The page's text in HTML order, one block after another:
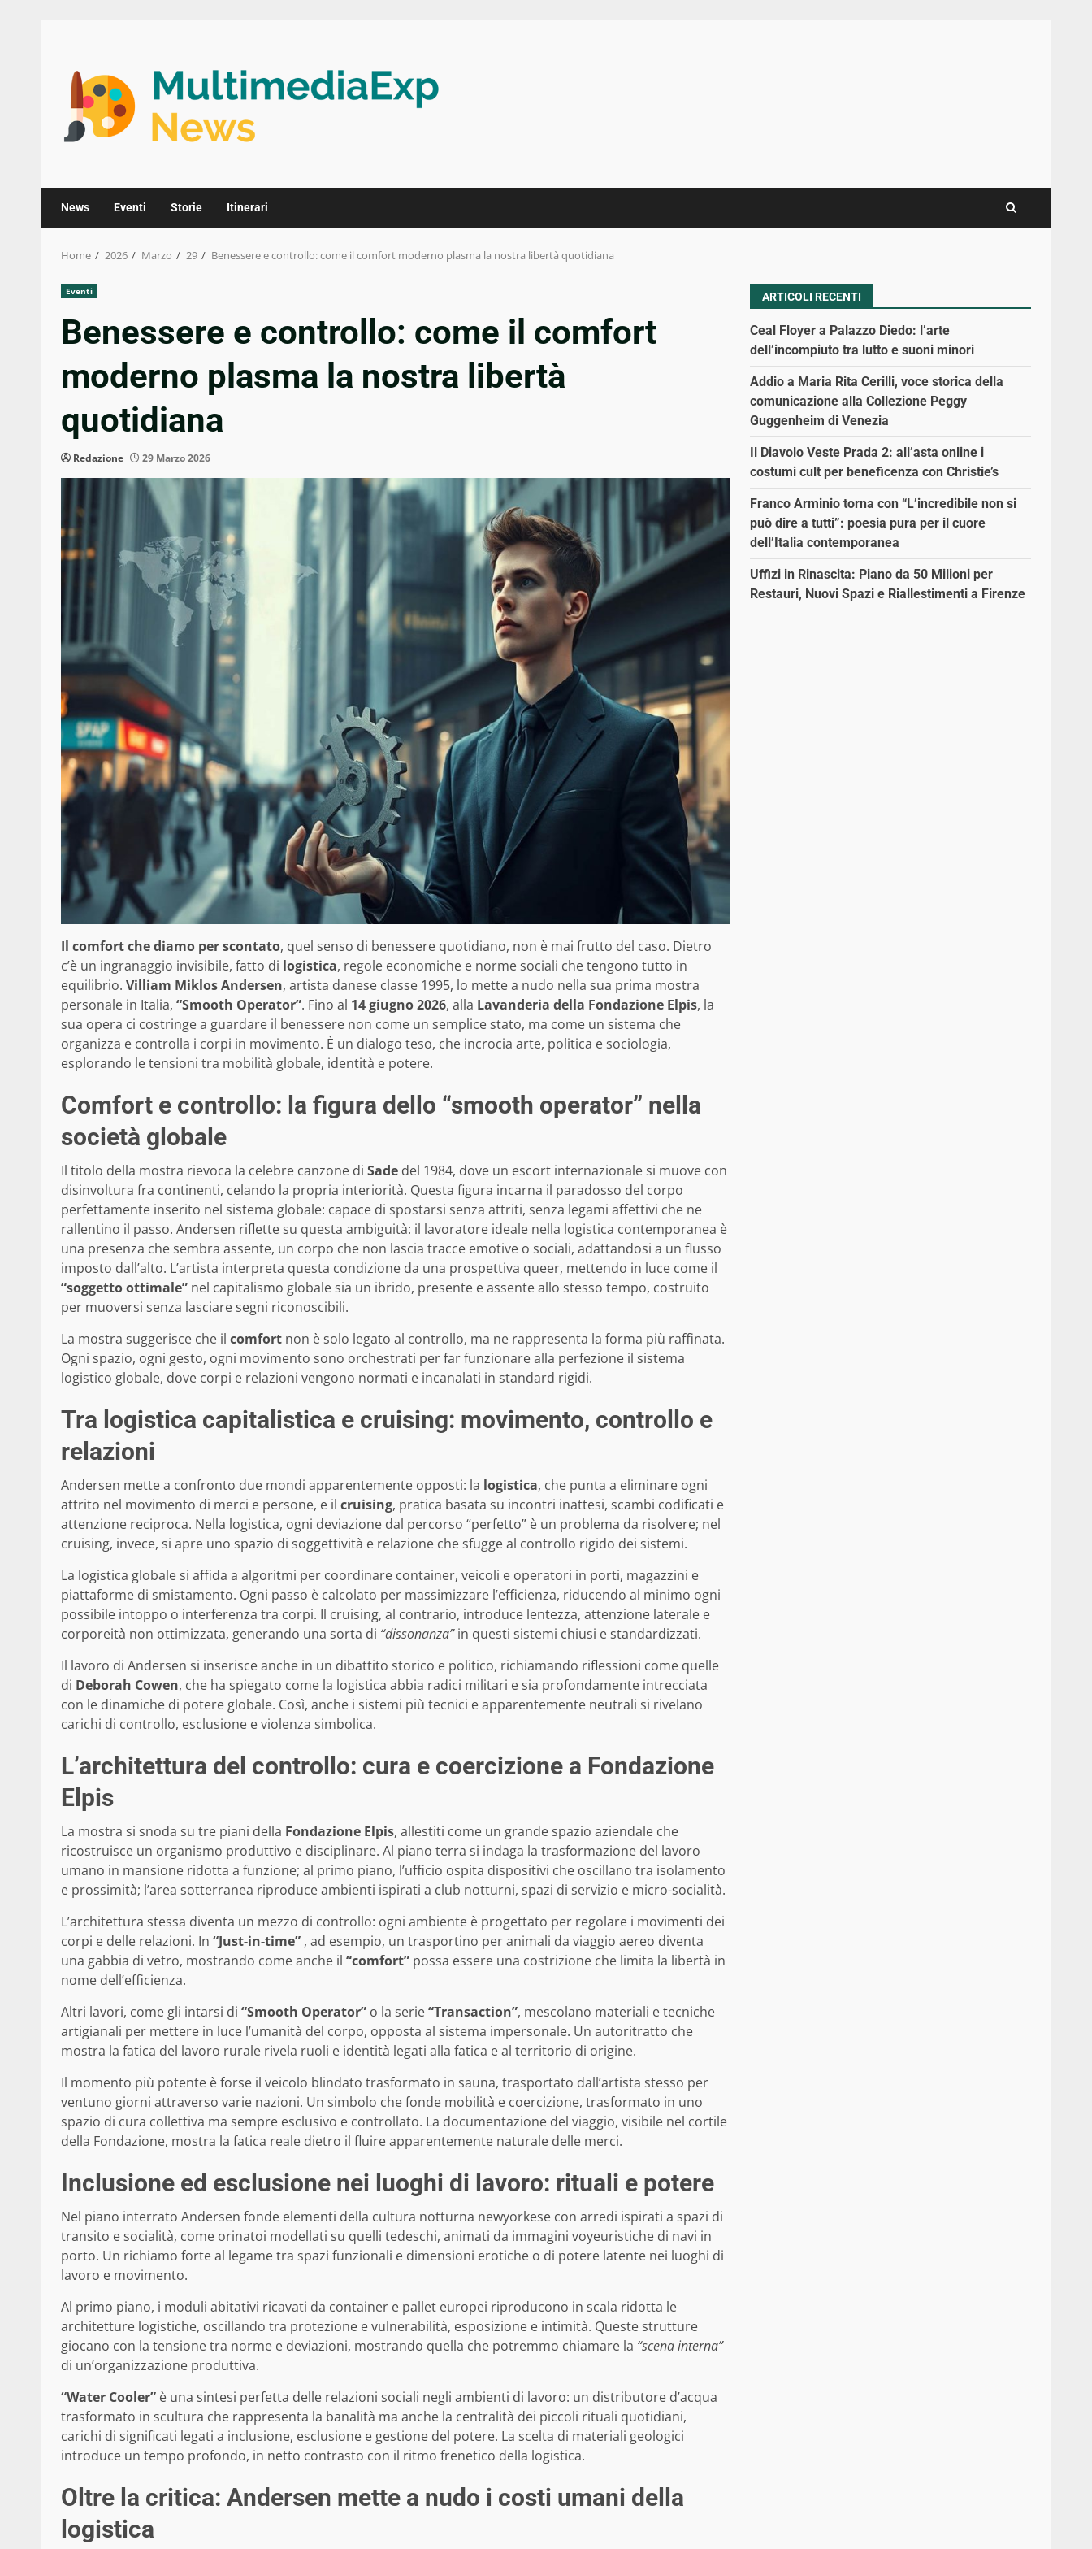
content
News Eventi Storie Itinerari
Home 2026 Marzo 29 Benessere e controllo: come il comfort moderno plasma la nostra libertà quotidiana
Eventi
Benessere e controllo: come il comfort
moderno plasma la nostra libertà
quotidiana
Redazione 29 Marzo 2026
Il comfort che diamo per scontato, quel senso di benessere quotidiano, non è mai frutto del caso. Dietro
c’è un ingranaggio invisibile, fatto di logistica, regole economiche e norme sociali che tengono tutto in
equilibrio. Villiam Miklos Andersen, artista danese classe 1995, lo mette a nudo nella sua prima mostra
personale in Italia, “Smooth Operator”. Fino al 14 giugno 2026, alla Lavanderia della Fondazione Elpis, la
sua opera ci costringe a guardare il benessere non come un semplice stato, ma come un sistema che
organizza e controlla i corpi in movimento. È un dialogo teso, che incrocia arte, politica e sociologia,
esplorando le tensioni tra mobilità globale, identità e potere.
Comfort e controllo: la figura dello “smooth operator” nella
società globale
Il titolo della mostra rievoca la celebre canzone di Sade del 1984, dove un escort internazionale si muove con
disinvoltura fra continenti, celando la propria interiorità. Questa figura incarna il paradosso del corpo
perfettamente inserito nel sistema globale: capace di spostarsi senza attriti, senza legami affettivi che ne
rallentino il passo. Andersen riflette su questa ambiguità: il lavoratore ideale nella logistica contemporanea è
una presenza che sembra assente, un corpo che non lascia tracce emotive o sociali, adattandosi a un flusso
imposto dall’alto. L’artista interpreta questa condizione da una prospettiva queer, mettendo in luce come il
“soggetto ottimale” nel capitalismo globale sia un ibrido, presente e assente allo stesso tempo, costruito
per muoversi senza lasciare segni riconoscibili.
La mostra suggerisce che il comfort non è solo legato al controllo, ma ne rappresenta la forma più raffinata.
Ogni spazio, ogni gesto, ogni movimento sono orchestrati per far funzionare alla perfezione il sistema
logistico globale, dove corpi e relazioni vengono normati e incanalati in standard rigidi.
Tra logistica capitalistica e cruising: movimento, controllo e
relazioni
Andersen mette a confronto due mondi apparentemente opposti: la logistica, che punta a eliminare ogni
attrito nel movimento di merci e persone, e il cruising, pratica basata su incontri inattesi, scambi codificati e
attenzione reciproca. Nella logistica, ogni deviazione dal percorso “perfetto” è un problema da risolvere; nel
cruising, invece, si apre uno spazio di soggettività e relazione che sfugge al controllo rigido dei sistemi.
La logistica globale si affida a algoritmi per coordinare container, veicoli e operatori in porti, magazzini e
piattaforme di smistamento. Ogni passo è calcolato per massimizzare l’efficienza, riducendo al minimo ogni
possibile intoppo o interferenza tra corpi. Il cruising, al contrario, introduce lentezza, attenzione laterale e
corporeità non ottimizzata, generando una sorta di “dissonanza”in questi sistemi chiusi e standardizzati.
Il lavoro di Andersen si inserisce anche in un dibattito storico e politico, richiamando riflessioni come quelle
di Deborah Cowen, che ha spiegato come la logistica abbia radici militari e sia profondamente intrecciata
con le dinamiche di potere globale. Così, anche i sistemi più tecnici e apparentemente neutrali si rivelano
carichi di controllo, esclusione e violenza simbolica.
L’architettura del controllo: cura e coercizione a Fondazione
Elpis
La mostra si snoda su tre piani della Fondazione Elpis, allestiti come un grande spazio aziendale che
ricostruisce un organismo produttivo e disciplinare. Al piano terra si indaga la trasformazione del lavoro
umano in mansione ridotta a funzione; al primo piano, l’ufficio ospita dispositivi che oscillano tra isolamento
e prossimità; l’area sotterranea riproduce ambienti ispirati a club notturni, spazi di servizio e micro-socialità.
L’architettura stessa diventa un mezzo di controllo: ogni ambiente è progettato per regolare i movimenti dei
corpi e delle relazioni. In “Just-in-time” , ad esempio, un trasportino per animali da viaggio aereo diventa
una gabbia di vetro, mostrando come anche il “comfort” possa essere una costrizione che limita la libertà in
nome dell’efficienza.
Altri lavori, come gli intarsi di “Smooth Operator” o la serie“Transaction”, mescolano materiali e tecniche
artigianali per mettere in luce l’umanità del corpo, opposta al sistema impersonale. Un autoritratto che
mostra la fatica del lavoro rurale rivela ruoli e identità legati alla fatica e al territorio di origine.
Il momento più potente è forse il veicolo blindato trasformato in sauna, trasportato dall’artista stesso per
ventuno giorni attraverso varie nazioni. Un simbolo che fonde mobilità e coercizione, trasformato in uno
spazio di cura collettiva ma sempre esclusivo e controllato. La documentazione del viaggio, visibile nel cortile
della Fondazione, mostra la fatica reale dietro il fluire apparentemente naturale delle merci.
Inclusione ed esclusione nei luoghi di lavoro: rituali e potere
Nel piano interrato Andersen fonde elementi della cultura notturna newyorkese con arredi ispirati a spazi di
transito e socialità, come orinatoi modellati su quelli tedeschi, animati da immagini voyeuristiche di navi in
porto. Un richiamo forte al legame tra spazi funzionali e dimensioni erotiche o di potere latente nei luoghi di
lavoro e movimento.
Al primo piano, i moduli abitativi ricavati da container e pallet europei riproducono in scala ridotta le
architetture logistiche, oscillando tra protezione e vulnerabilità, esposizione e intimità. Queste strutture
giocano con la tensione tra norme e deviazioni, mostrando quella che potremmo chiamare la “scena interna”
di un’organizzazione produttiva.
“Water Cooler” è una sintesi perfetta delle relazioni sociali negli ambienti di lavoro: un distributore d’acqua
trasformato in scultura che rappresenta la banalità ma anche la centralità dei piccoli rituali quotidiani,
carichi di significati legati a inclusione, esclusione e gestione del potere. La scelta di materiali geologici
introduce un tempo profondo, in netto contrasto con il ritmo frenetico della logistica.
Oltre la critica: Andersen mette a nudo i costi umani della
logistica
ARTICOLI RECENTI
Ceal Floyer a Palazzo Diedo: l’arte
dell’incompiuto tra lutto e suoni minori
Addio a Maria Rita Cerilli, voce storica della
comunicazione alla Collezione Peggy
Guggenheim di Venezia
Il Diavolo Veste Prada 2: all’asta online i
costumi cult per beneficenza con Christie’s
Franco Arminio torna con “L’incredibile non si
può dire a tutti”: poesia pura per il cuore
dell’Italia contemporanea
Uffizi in Rinascita: Piano da 50 Milioni per
Restauri, Nuovi Spazi e Riallestimenti a Firenze